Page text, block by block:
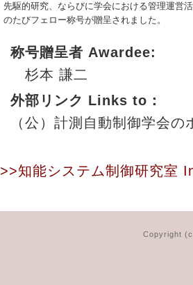
先駆的研究、ならびに学会における管理運営
のたびフェロー称号が贈呈されました。
称号贈呈者 Awardee:
杉本 謙二
外部リンク Links to：
（公）計測自動制御学会
>>知能システム制御研究室
Copyright